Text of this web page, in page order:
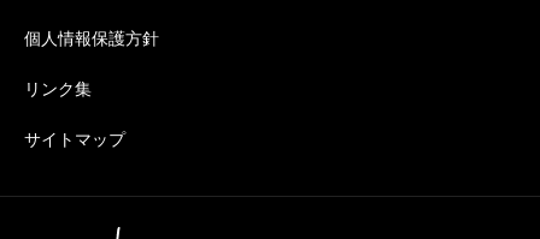
個人情報保護方針
リンク集
サイトマップ